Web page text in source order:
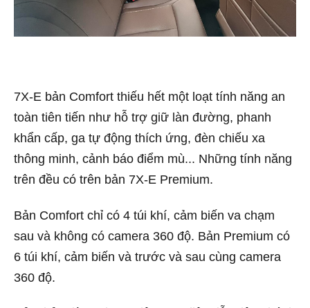
7X-E bản Comfort thiếu hết một loạt tính năng an
toàn tiên tiến như hỗ trợ giữ làn đường, phanh
khẩn cấp, ga tự động thích ứng, đèn chiếu xa
thông minh, cảnh báo điểm mù... Những tính năng
trên đều có trên bản 7X-E Premium.
Bản Comfort chỉ có 4 túi khí, cảm biến va chạm
sau và không có camera 360 độ. Bản Premium có
6 túi khí, cảm biến và trước và sau cùng camera
360 độ.